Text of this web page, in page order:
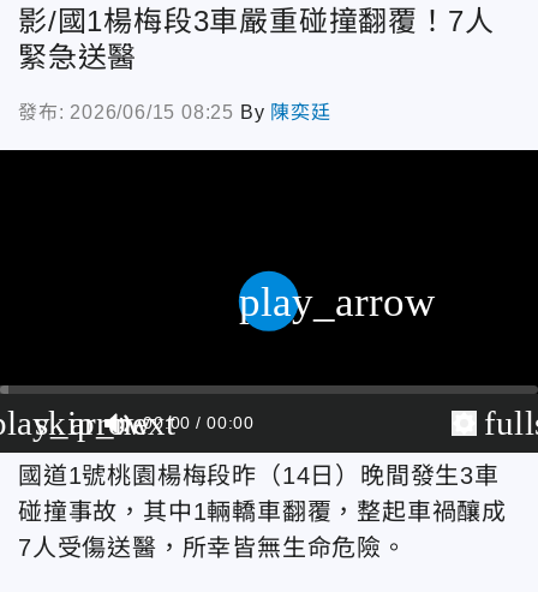
影/國1楊梅段3車嚴重碰撞翻覆！7人
緊急送醫
發布: 2026/06/15 08:25 By 陳奕廷
skip_next
00:00 00:00
play_arrow
國道1號桃園楊梅段昨（14日）晚間發生3車
碰撞事故，其中1輛轎車翻覆，整起車禍釀成
7人受傷送醫，所幸皆無生命危險。